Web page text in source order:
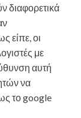
διαφορετικά
είπε, οι
με
αυτή
να
το google